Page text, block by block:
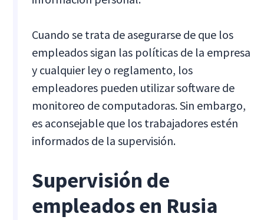
Cuando se trata de asegurarse de que los
empleados sigan las políticas de la empresa
y cualquier ley o reglamento, los
empleadores pueden utilizar software de
monitoreo de computadoras. Sin embargo,
es aconsejable que los trabajadores estén
informados de la supervisión.
Supervisión de
empleados en Rusia